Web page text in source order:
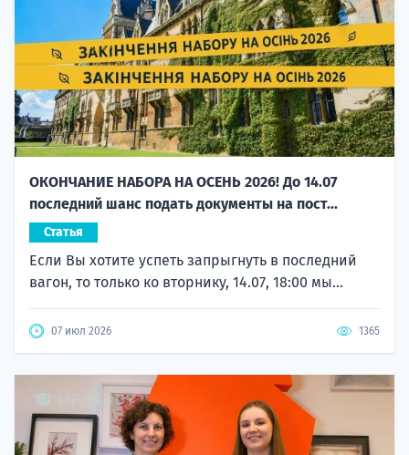
ОКОНЧАНИЕ НАБОРА НА ОСЕНЬ 2026! До 14.07
последний шанс подать документы на пост...
Статья
Если Вы хотите успеть запрыгнуть в последний
вагон, то только ко вторнику, 14.07, 18:00 мы...
07 июл 2026 1365